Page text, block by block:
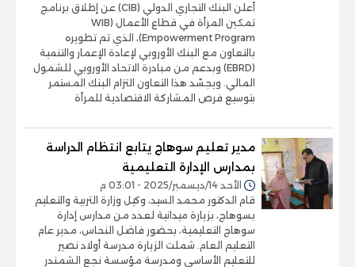
أعلن البنك التجاري الدولي (CIB) عن إطلاق برنامج
تمكين المرأة في قطاع الأعمال (WIB
Empowerment Program)، الذي تم تطويره
بالتعاون مع البنك الأوروبي لإعادة الإعمار والتنمية
(EBRD) وبدعم من مبادرة الاتحاد الأوروبي للشمول
المالي. ويجسّد هذا التعاون التزام البنك المستمر
بتوسيع فرص المشاركة الاقتصادية للمرأة
مدير تعليم سوهاج يتابع انتظام الدراسة
بمدارس الإدارة التعليمية
الأحد 14/ديسمبر/2025 - 03:01 م
قام الدكتور محمد السيد، وكيل وزارة التربية والتعليم
بسوهاج، بزيارة ميدانية لعدد من مدارس إدارة
سوهاج التعليمية، بحضور فاضل النحاس، مدير عام
التعليم العام. شملت الزيارة مدرسة أولاد نصير
للتعليم الأساسي ومدرسة مؤسسة نجع الشمندر